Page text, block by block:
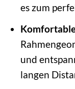
es zum
und
langen